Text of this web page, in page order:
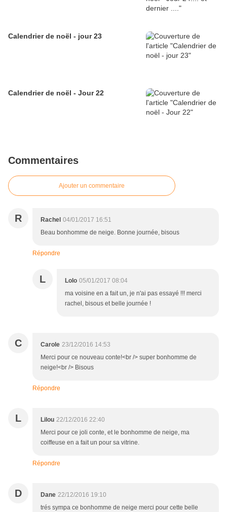
Calendrier de noël - jour 23
Calendrier de noël - Jour 22
Commentaires
Ajouter un commentaire
R Rachel 04/01/2017 16:51
Beau bonhomme de neige. Bonne journée, bisous
Répondre
L Lolo 05/01/2017 08:04
ma voisine en a fait un, je n'ai pas essayé !!! merci
rachel, bisous et belle journée !
C Carole 23/12/2016 14:53
Merci pour ce nouveau conte!<br /> super bonhomme de
neige!<br /> Bisous
Répondre
L Lilou 22/12/2016 22:40
Merci pour ce joli conte, et le bonhomme de neige, ma
coiffeuse en a fait un pour sa vitrine.
Répondre
D Dane 22/12/2016 19:10
trés sympa ce bonhomme de neige merci pour cette belle